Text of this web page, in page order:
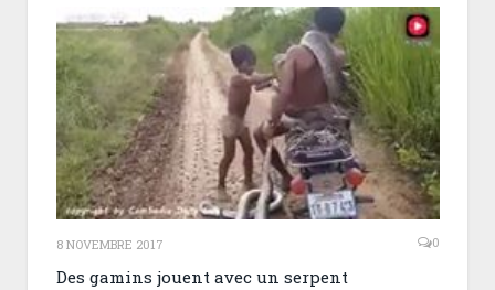
8 NOVEMBRE 2017 0
Des gamins jouent avec un serpent